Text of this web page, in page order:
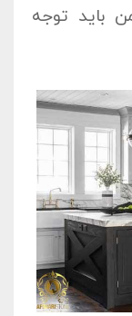
باید توجه